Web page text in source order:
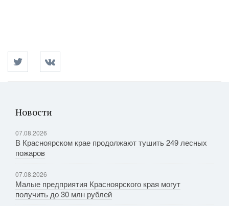
Новости
07.08.2026
В Красноярском крае продолжают тушить 249 лесных
пожаров
07.08.2026
Малые предприятия Красноярского края могут
получить до 30 млн рублей